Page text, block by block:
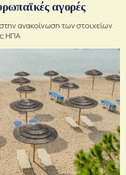
αγορές
ανακοίνωση των στοιχείων
ΗΠΑ